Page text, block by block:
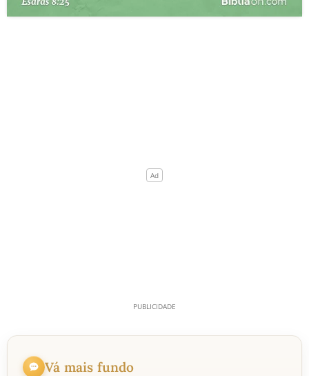
QUEM SOMOS
Vá mais fundo